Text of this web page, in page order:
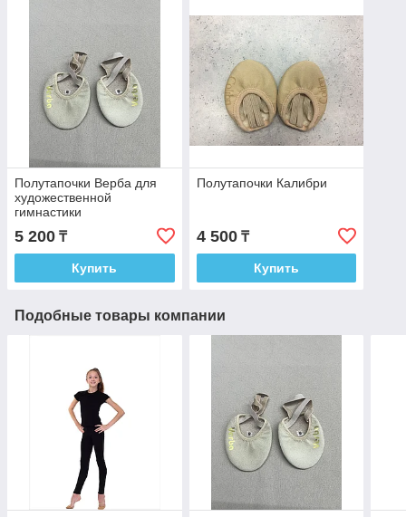
Полутапочки Верба для
художественной
гимнастики
5 200 ₸
Купить
Полутапочки Калибри
4 500₸
Купить
Подобные товары компании